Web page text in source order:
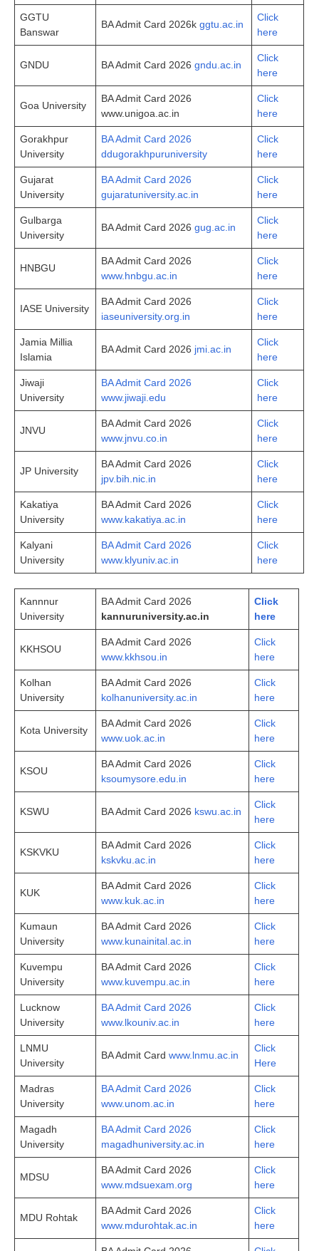
GGTU
Banswar
BA Admit Card 2026k ggtu.ac.in
Click
here
GNDU BA Admit Card 2026 gndu.ac.in
Click
here
Goa University
BA Admit Card 2026
www.unigoa.ac.in
Click
here
Gorakhpur
University
BA Admit Card 2026
ddugorakhpuruniversity
Click
here
Gujarat
University
BA Admit Card 2026
gujaratuniversity.ac.in
Click
here
Gulbarga
University
BA Admit Card 2026 gug.ac.in
Click
here
HNBGU
BA Admit Card 2026
www.hnbgu.ac.in
Click
here
IASE University
BA Admit Card 2026
iaseuniversity.org.in
Click
here
Jamia Millia
Islamia
BA Admit Card 2026 jmi.ac.in
Click
here
Jiwaji
University
BA Admit Card 2026
www.jiwaji.edu
Click
here
JNVU
BA Admit Card 2026
www.jnvu.co.in
Click
here
JP University
BA Admit Card 2026
jpv.bih.nic.in
Click
here
Kakatiya
University
BA Admit Card 2026
www.kakatiya.ac.in
Click
here
Kalyani
University
BA Admit Card 2026
www.klyuniv.ac.in
Click
here
Kannnur
University
BA Admit Card 2026
kannuruniversity.ac.in
Click
here
KKHSOU
BA Admit Card 2026
www.kkhsou.in
Click
here
Kolhan
University
BA Admit Card 2026
kolhanuniversity.ac.in
Click
here
Kota University
BA Admit Card 2026
www.uok.ac.in
Click
here
KSOU
BA Admit Card 2026
ksoumysore.edu.in
Click
here
KSWU BA Admit Card 2026 kswu.ac.in
Click
here
KSKVKU
BA Admit Card 2026
kskvku.ac.in
Click
here
KUK
BA Admit Card 2026
www.kuk.ac.in
Click
here
Kumaun
University
BA Admit Card 2026
www.kunainital.ac.in
Click
here
Kuvempu
University
BA Admit Card 2026
www.kuvempu.ac.in
Click
here
Lucknow
University
BA Admit Card 2026
www.lkouniv.ac.in
Click
here
LNMU
University
BA Admit Card www.lnmu.ac.in
Click
Here
Madras
University
BA Admit Card 2026
www.unom.ac.in
Click
here
Magadh
University
BA Admit Card 2026
magadhuniversity.ac.in
Click
here
MDSU
BA Admit Card 2026
www.mdsuexam.org
Click
here
MDU Rohtak
BA Admit Card 2026
www.mdurohtak.ac.in
Click
here